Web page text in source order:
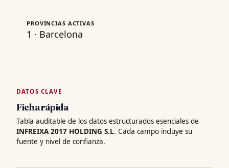
PROVINCIAS ACTIVAS
1 · Barcelona
DATOS CLAVE
Ficha rápida
Tabla auditable de los datos estructurados esenciales de
INFREIXA 2017 HOLDING S.L. Cada campo incluye su
fuente y nivel de confianza.